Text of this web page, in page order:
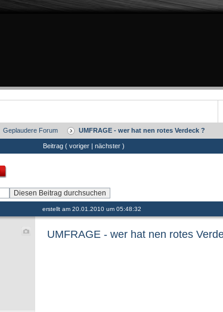
Geplaudere Forum UMFRAGE - wer hat nen rotes Verdeck ?
Beitrag ( voriger | nächster )
erstellt am 20.01.2010 um 05:48:32
UMFRAGE - wer hat nen rotes